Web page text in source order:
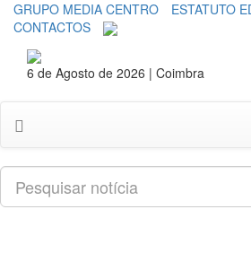
GRUPO MEDIA CENTRO
ESTATUTO
CONTACTOS
6 de Agosto de 2026 | Coimbra
Pesquisar